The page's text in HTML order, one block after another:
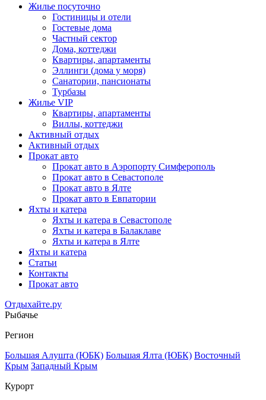
Жилье посуточно
Гостиницы и отели
Гостевые дома
Частный сектор
Дома, коттеджи
Квартиры, апартаменты
Эллинги (дома у моря)
Санатории, пансионаты
Турбазы
Жилье VIP
Квартиры, апартаменты
Виллы, коттеджи
Активный отдых
Активный отдых
Прокат авто
Прокат авто в Аэропорту Симферополь
Прокат авто в Севастополе
Прокат авто в Ялте
Прокат авто в Евпатории
Яхты и катера
Яхты и катера в Севастополе
Яхты и катера в Балаклаве
Яхты и катера в Ялте
Яхты и катера
Статьи
Контакты
Прокат авто
Отдыхайте.ру
Рыбачье
Регион
Большая Алушта (ЮБК) Большая Ялта (ЮБК) Восточный
Крым Западный Крым
Курорт